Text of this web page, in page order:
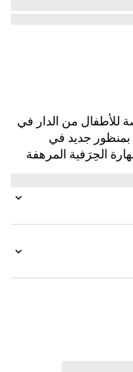
للأطفال من الدار في
بمنظور جديد في
الحِرَفية المرهفة